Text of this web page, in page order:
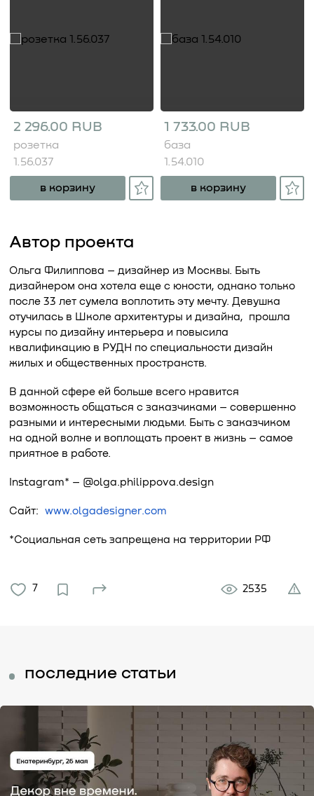
2 296.00 RUB
розетка
1.56.037
в корзину
1 733.00 RUB
база
1.54.010
в корзину
Автор проекта
Ольга Филиппова – дизайнер из Москвы. Быть
дизайнером она хотела еще с юности, однако только
после 33 лет сумела воплотить эту мечту. Девушка
отучилась в Школе архитектуры и дизайна, прошла
курсы по дизайну интерьера и повысила
квалификацию в РУДН по специальности дизайн
жилых и общественных пространств.
В данной сфере ей больше всего нравится
возможность общаться с заказчиками – совершенно
разными и интересными людьми. Быть с заказчиком
на одной волне и воплощать проект в жизнь – самое
приятное в работе.
Instagram* – @olga.philippova.design
Сайт: www.olgadesigner.com
*Социальная сеть запрещена на территории РФ
7 2535
последние статьи